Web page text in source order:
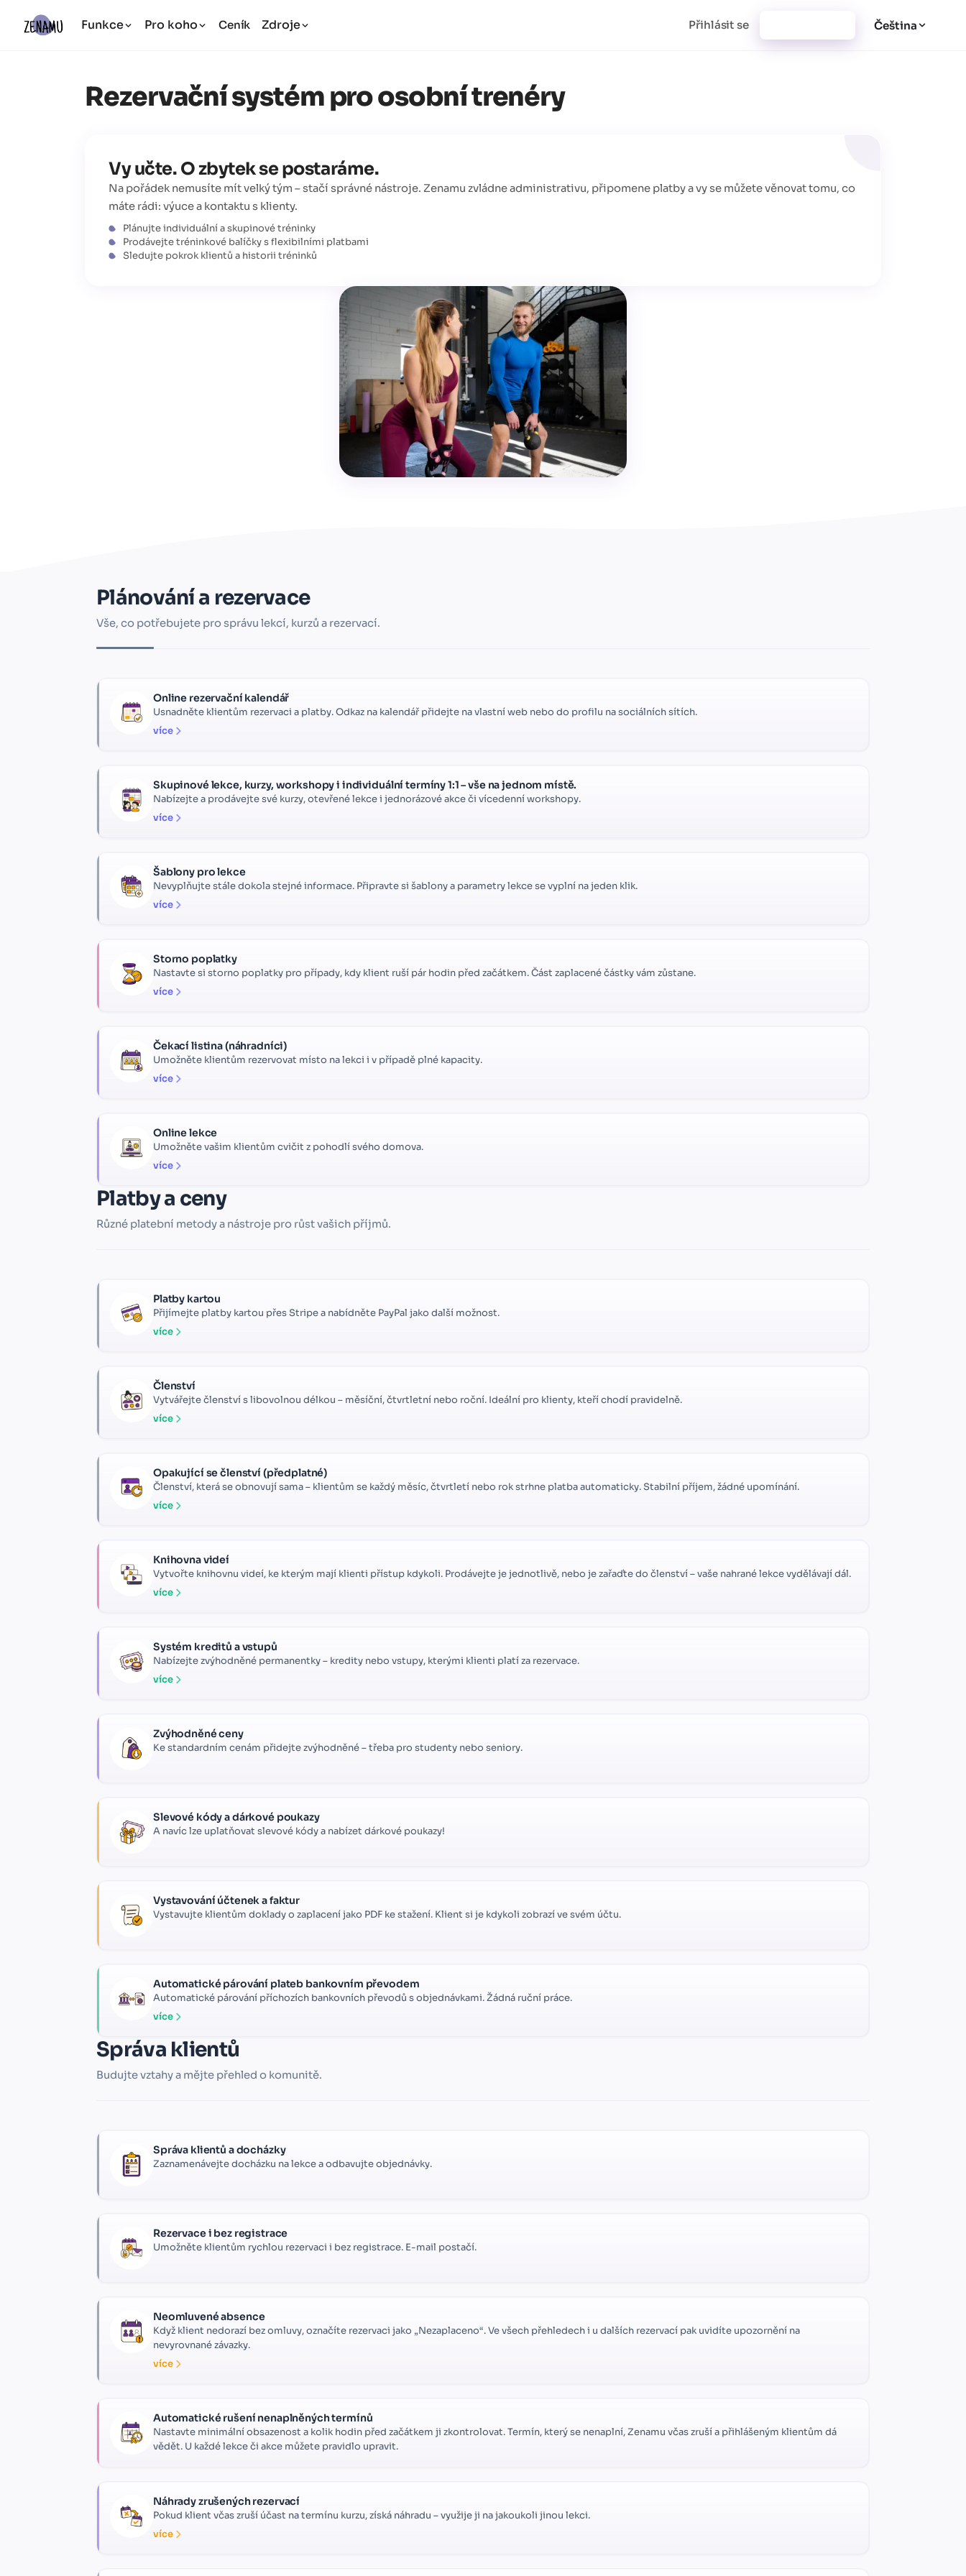
Funkce Pro koho Ceník Zdroje Přihlásit se Čeština
Rezervační systém pro osobní trenéry
Vy učte. O zbytek se postaráme.
Na pořádek nemusíte mít velký tým – stačí správné nástroje. Zenamu zvládne administrativu, připomene platby a vy se můžete věnovat tomu, co
máte rádi: výuce a kontaktu s klienty.
Plánujte individuální a skupinové tréninky
Prodávejte tréninkové balíčky s flexibilními platbami
Sledujte pokrok klientů a historii tréninků
Plánování a rezervace
Vše, co potřebujete pro správu lekcí, kurzů a rezervací.
Online rezervační kalendář
Usnadněte klientům rezervaci a platby. Odkaz na kalendář přidejte na vlastní web nebo do profilu na sociálních sítích.
více
Skupinové lekce, kurzy, workshopy i individuální termíny 1:1 – vše na jednom místě.
Nabízejte a prodávejte své kurzy, otevřené lekce i jednorázové akce či vícedenní workshopy.
více
Šablony pro lekce
Nevyplňujte stále dokola stejné informace. Připravte si šablony a parametry lekce se vyplní na jeden klik.
více
Storno poplatky
Nastavte si storno poplatky pro případy, kdy klient ruší pár hodin před začátkem. Část zaplacené částky vám zůstane.
více
Čekací listina (náhradníci)
Umožněte klientům rezervovat místo na lekci i v případě plné kapacity.
více
Online lekce
Umožněte vašim klientům cvičit z pohodlí svého domova.
více
Platby a ceny
Různé platební metody a nástroje pro růst vašich příjmů.
Platby kartou
Přijímejte platby kartou přes Stripe a nabídněte PayPal jako další možnost.
více
Členství
Vytvářejte členství s libovolnou délkou – měsíční, čtvrtletní nebo roční. Ideální pro klienty, kteří chodí pravidelně.
více
Opakující se členství (předplatné)
Členství, která se obnovují sama – klientům se každý měsíc, čtvrtletí nebo rok strhne platba automaticky. Stabilní příjem, žádné upomínání.
více
Knihovna videí
Vytvořte knihovnu videí, ke kterým mají klienti přístup kdykoli. Prodávejte je jednotlivě, nebo je zařaďte do členství – vaše nahrané lekce vydělávají dál.
více
Systém kreditů a vstupů
Nabízejte zvýhodněné permanentky – kredity nebo vstupy, kterými klienti platí za rezervace.
více
Zvýhodněné ceny
Ke standardním cenám přidejte zvýhodněné – třeba pro studenty nebo seniory.
Slevové kódy a dárkové poukazy
A navíc lze uplatňovat slevové kódy a nabízet dárkové poukazy!
Vystavování účtenek a faktur
Vystavujte klientům doklady o zaplacení jako PDF ke stažení. Klient si je kdykoli zobrazí ve svém účtu.
Automatické párování plateb bankovním převodem
Automatické párování příchozích bankovních převodů s objednávkami. Žádná ruční práce.
více
Správa klientů
Budujte vztahy a mějte přehled o komunitě.
Správa klientů a docházky
Zaznamenávejte docházku na lekce a odbavujte objednávky.
Rezervace i bez registrace
Umožněte klientům rychlou rezervaci i bez registrace. E-mail postačí.
Neomluvené absence
Když klient nedorazí bez omluvy, označíte rezervaci jako „Nezaplaceno“. Ve všech přehledech i u dalších rezervací pak uvidíte upozornění na
nevyrovnané závazky.
více
Automatické rušení nenaplněných termínů
Nastavte minimální obsazenost a kolik hodin před začátkem ji zkontrolovat. Termín, který se nenaplní, Zenamu včas zruší a přihlášeným klientům dá
vědět. U každé lekce či akce můžete pravidlo upravit.
Náhrady zrušených rezervací
Pokud klient včas zruší účast na termínu kurzu, získá náhradu – využije ji na jakoukoli jinou lekci.
více